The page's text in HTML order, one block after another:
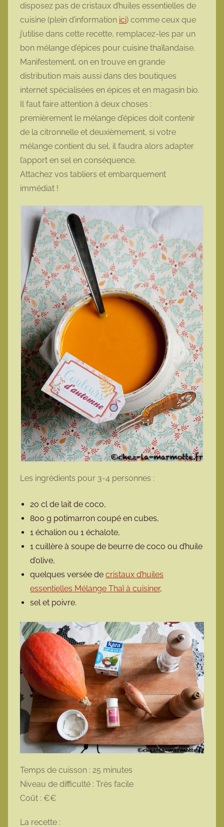
disposez pas de cristaux d’huiles essentielles de
cuisine (plein d’information ici) comme ceux que
j’utilise dans cette recette, remplacez-les par un
bon mélange d’épices pour cuisine thaïlandaise.
Manifestement, on en trouve en grande
distribution mais aussi dans des boutiques
internet spécialisées en épices et en magasin bio.
Il faut faire attention à deux choses :
premièrement le mélange d’épices doit contenir
de la citronnelle et deuxièmement, si votre
mélange contient du sel, il faudra alors adapter
l’apport en sel en conséquence.
Attachez vos tabliers et embarquement
immédiat !
Les ingrédients pour 3-4 personnes :
20 cl de lait de coco,
800 g potimarron coupé en cubes,
1 échalion ou 1 échalote,
1 cuillère à soupe de beurre de coco ou d’huile
d’olive,
quelques versée de cristaux d’huiles
essentielles Mélange Thaï à cuisiner,
sel et poivre.
Temps de cuisson : 25 minutes
Niveau de difficulté : Très facile
Coût : €€
La recette :